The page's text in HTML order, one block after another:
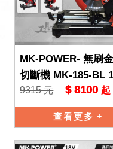
MK-POWER- 無刷
切斷機 MK-185-BL
高速切斷機 金屬切斷
切割機
9315 元 $ 8100 起
查看更多